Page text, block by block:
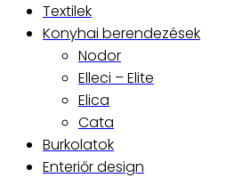
Textilek
Konyhai berendezések
Nodor
Elleci – Elite
Elica
Cata
Burkolatok
Enteriőr design